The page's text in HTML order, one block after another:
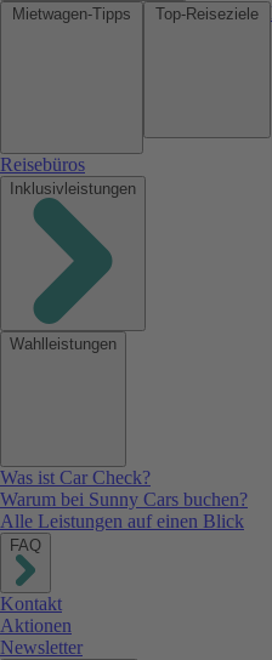
Reisebüros
Inklusivleistungen
Wahlleistungen
Was ist Car Check?
Warum bei Sunny Cars buchen?
Alle Leistungen auf einen Blick
FAQ
Kontakt
Aktionen
Newsletter